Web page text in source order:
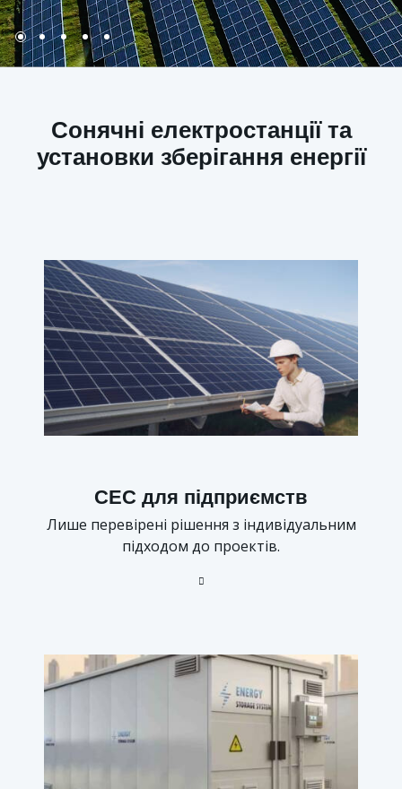
Сонячні електростанції та
установки зберігання енергії
СЕС для підприємств
Лише перевірені рішення з індивідуальним
підходом до проектів.